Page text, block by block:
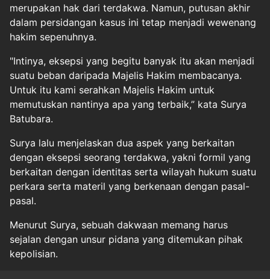
merupakan hak dari terdakwa. Namun, putusan akhir
dalam persidangan kasus ini tetap menjadi wewenang
hakim sepenuhnya.
"Intinya, eksepsi yang begitu banyak itu akan menjadi
suatu beban daripada Majelis Hakim membacanya.
Untuk itu kami serahkan Majelis Hakim untuk
memutuskan nantinya apa yang terbaik,” kata Surya
Batubara.
Surya lalu menjelaskan dua aspek yang berkaitan
dengan eksepsi seorang terdakwa, yakni formil yang
berkaitan dengan identitas serta wilayah hukum suatu
perkara serta materil yang berkenaan dengan pasal-
pasal.
Menurut Surya, sebuah dakwaan memang harus
sejalan dengan unsur pidana yang ditemukan pihak
kepolisian.